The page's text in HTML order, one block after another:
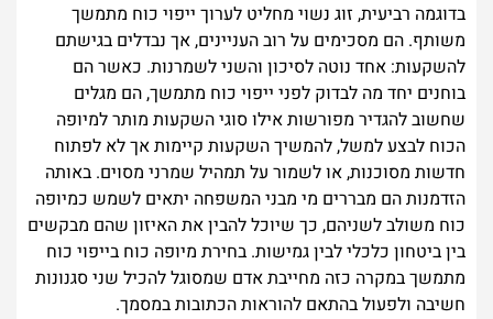
בדוגמה רביעית, זוג נשוי מחליט לערוך ייפוי כוח מתמשך
משותף. הם מסכימים על רוב העניינים, אך נבדלים בגישתם
להשקעות: אחד נוטה לסיכון והשני לשמרנות. כאשר הם
בוחנים יחד מה לבדוק לפני ייפוי כוח מתמשך, הם מגלים
שחשוב להגדיר מפורשות אילו סוגי השקעות מותר למיופה
הכוח לבצע למשל, להמשיך השקעות קיימות אך לא לפתוח
חדשות מסוכנות, או לשמור על תמהיל שמרני מסוים. באותה
הזדמנות הם מבררים מי מבני המשפחה יתאים לשמש כמיופה
כוח משולב לשניהם, כך שיוכל להבין את האיזון שהם מבקשים
בין ביטחון כלכלי לבין גמישות. בחירת מיופה כוח בייפוי כוח
מתמשך במקרה כזה מחייבת אדם שמסוגל להכיל שני סגנונות
חשיבה ולפעול בהתאם להוראות הכתובות במסמך.